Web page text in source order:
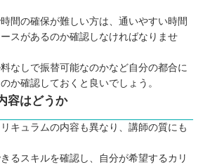
間の確保が難しい方は、通いやすい時間
スがあるのか確認しなければなりませ
なしで振替可能なのかなど自分の都合に
か確認しておくと良いでしょう。
容はどうか
キュラムの内容も異なり、講師の質にも
るスキルを確認し、自分が希望するカリ